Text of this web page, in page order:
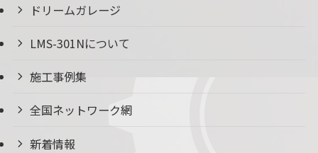
ドリームガレージ
LMS-301Nについて
施工事例集
全国ネットワーク網
新着情報